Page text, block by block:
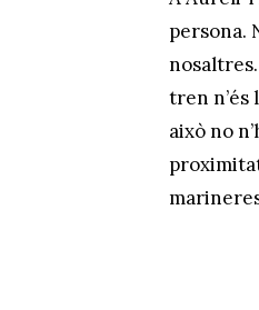
persona.
tren n’és
això no